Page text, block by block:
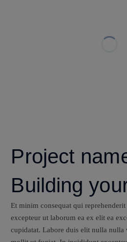
Project
Building
Et minim consequat qui
excepteur ut laborum ea ex elit ea
cupidatat. Labore duis elit nulla